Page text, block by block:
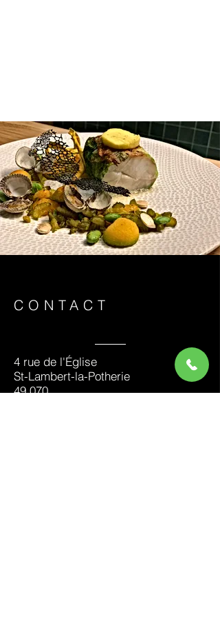
CONTACT
4 rue de l'Église
St-Lambert-la-Potherie
49 070